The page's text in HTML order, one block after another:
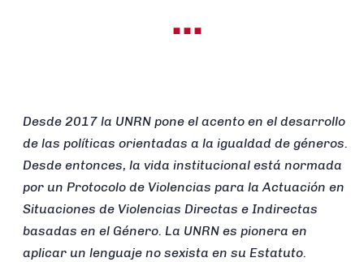
...
Desde 2017 la UNRN pone el acento en el desarrollo
de las políticas orientadas a la igualdad de géneros.
Desde entonces, la vida institucional está normada
por un Protocolo de Violencias para la Actuación en
Situaciones de Violencias Directas e Indirectas
basadas en el Género. La UNRN es pionera en
aplicar un lenguaje no sexista en su Estatuto.